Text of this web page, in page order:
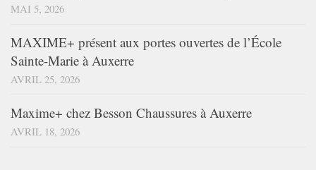
MAI 5, 2026
MAXIME+ présent aux portes ouvertes de l’École
Sainte-Marie à Auxerre
AVRIL 25, 2026
Maxime+ chez Besson Chaussures à Auxerre
AVRIL 18, 2026